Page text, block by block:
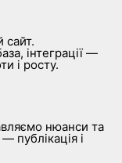
сайт.
інтеграції —
і росту.
нюанси та
публікація і